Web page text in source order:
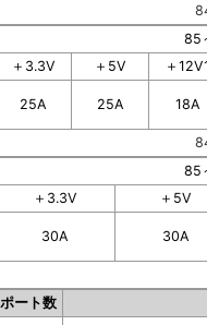
85
＋3.3V ＋5V
＋
25A 25A 18A
85
＋3.3V
＋5V
30A 30A
ポート数